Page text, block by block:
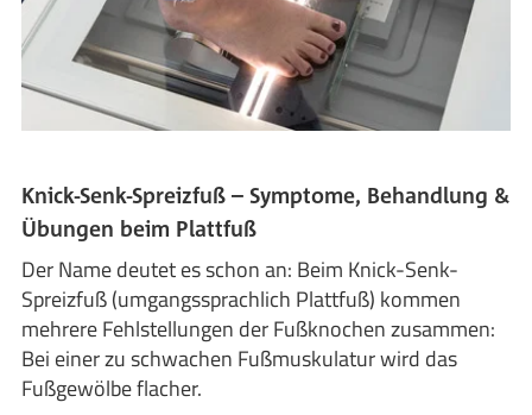
Knick-Senk-Spreizfuß – Symptome, Behandlung &
Übungen beim Plattfuß
Der Name deutet es schon an: Beim Knick-Senk-
Spreizfuß (umgangssprachlich Plattfuß) kommen
mehrere Fehlstellungen der Fußknochen zusammen:
Bei einer zu schwachen Fußmuskulatur wird das
Fußgewölbe flacher.